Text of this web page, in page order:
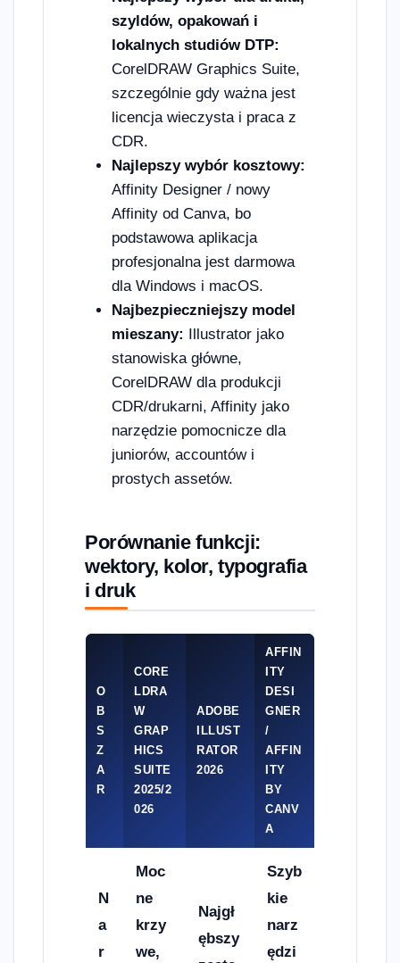
szyldów, opakowań i
lokalnych studiów DTP:
CorelDRAW Graphics Suite,
szczególnie gdy ważna jest
licencja wieczysta i praca z
CDR.
Najlepszy wybór kosztowy:
Affinity Designer / nowy
Affinity od Canva, bo
podstawowa aplikacja
profesjonalna jest darmowa
dla Windows i macOS.
Najbezpieczniejszy model
mieszany: Illustrator jako
stanowiska główne,
CorelDRAW dla produkcji
CDR/drukarni, Affinity jako
narzędzie pomocnicze dla
juniorów, accountów i
prostych assetów.
Porównanie funkcji:
wektory, kolor, typografia
i druk
O
B
S
Z
A
R
CORE
LDRA
W
GRAP
HICS
SUITE
2025/2
026
ADOBE
ILLUST
RATOR
2026
AFFIN
ITY
DESI
GNER
/
AFFIN
ITY
BY
CANV
A
N
a
r
Moc
ne
krzy
we,
Najgł
ębszy
Szyb
kie
narz
ędzi